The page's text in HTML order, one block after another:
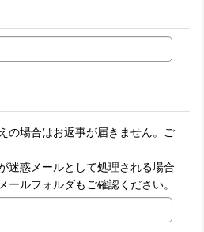
の場合はお返事が届きません。ご
迷惑メールとして処理される場合
ールフォルダもご確認ください。